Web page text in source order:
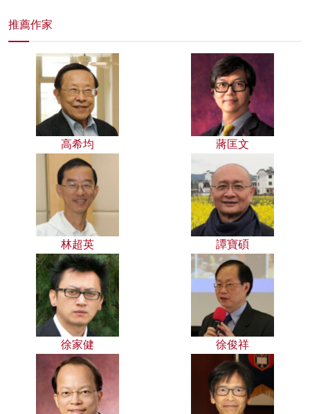
推薦作家
高希均 蔣匡文
林超英 譚寶碩
徐家健 徐俊祥